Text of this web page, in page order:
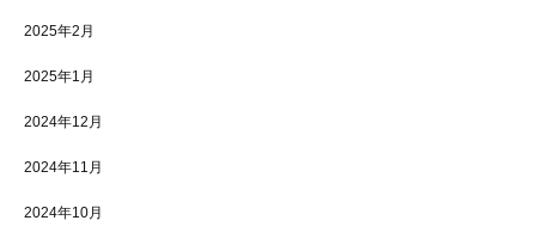
2025年2月
2025年1月
2024年12月
2024年11月
2024年10月